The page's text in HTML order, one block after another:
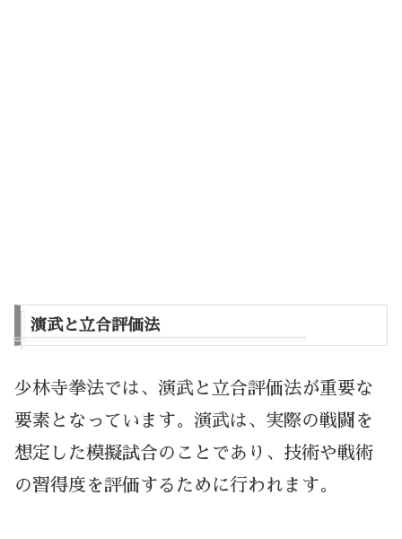
演武と立合評価法
少林寺拳法では、演武と立合評価法が重要な
要素となっています。演武は、実際の戦闘を
想定した模擬試合のことであり、技術や戦術
の習得度を評価するために行われます。